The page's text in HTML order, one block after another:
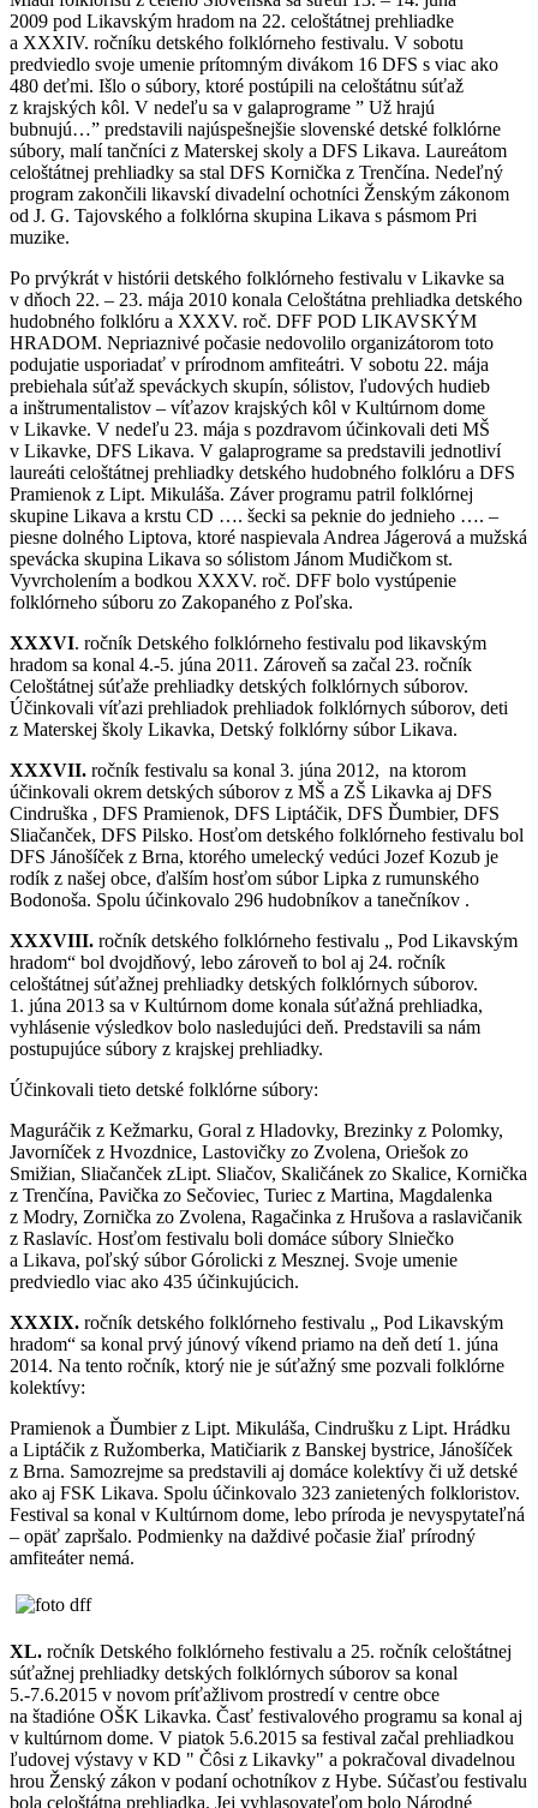
2009 pod Likavským hradom na 22. celoštátnej prehliadke
a XXXIV. ročníku detského folklórneho festivalu. V sobotu
predviedlo svoje umenie prítomným divákom 16 DFS s viac ako
480 deťmi. Išlo o súbory, ktoré postúpili na celoštátnu súťaž
z krajských kôl. V nedeľu sa v galaprograme ” Už hrajú
bubnujú…” predstavili najúspešnejšie slovenské detské folklórne
súbory, malí tančníci z Materskej skoly a DFS Likava. Laureátom
celoštátnej prehliadky sa stal DFS Kornička z Trenčína. Nedeľný
program zakončili likavskí divadelní ochotníci Ženským zákonom
od J. G. Tajovského a folklórna skupina Likava s pásmom Pri
muzike.
Po prvýkrát v histórii detského folklórneho festivalu v Likavke sa
v dňoch 22. – 23. mája 2010 konala Celoštátna prehliadka detského
hudobného folklóru a XXXV. roč. DFF POD LIKAVSKÝM
HRADOM. Nepriaznivé počasie nedovolilo organizátorom toto
podujatie usporiadať v prírodnom amfiteátri. V sobotu 22. mája
prebiehala súťaž speváckych skupín, sólistov, ľudových hudieb
a inštrumentalistov – víťazov krajských kôl v Kultúrnom dome
v Likavke. V nedeľu 23. mája s pozdravom účinkovali deti MŠ
v Likavke, DFS Likava. V galaprograme sa predstavili jednotliví
laureáti celoštátnej prehliadky detského hudobného folklóru a DFS
Pramienok z Lipt. Mikuláša. Záver programu patril folklórnej
skupine Likava a krstu CD …. šecki sa peknie do jednieho …. –
piesne dolného Liptova, ktoré naspievala Andrea Jágerová a mužská
spevácka skupina Likava so sólistom Jánom Mudičkom st.
Vyvrcholením a bodkou XXXV. roč. DFF bolo vystúpenie
folklórneho súboru zo Zakopaného z Poľska.
XXXVI. ročník Detského folklórneho festivalu pod likavským
hradom sa konal 4.-5. júna 2011. Zároveň sa začal 23. ročník
Celoštátnej súťaže prehliadky detských folklórnych súborov.
Účinkovali víťazi prehliadok prehliadok folklórnych súborov, deti
z Materskej školy Likavka, Detský folklórny súbor Likava.
XXXVII. ročník festivalu sa konal 3. júna 2012, na ktorom
účinkovali okrem detských súborov z MŠ a ZŠ Likavka aj DFS
Cindruška , DFS Pramienok, DFS Liptáčik, DFS Ďumbier, DFS
Sliačanček, DFS Pilsko. Hosťom detského folklórneho festivalu bol
DFS Jánošíček z Brna, ktorého umelecký vedúci Jozef Kozub je
rodík z našej obce, ďalším hosťom súbor Lipka z rumunského
Bodonoša. Spolu účinkovalo 296 hudobníkov a tanečníkov .
XXXVIII. ročník detského folklórneho festivalu „ Pod Likavským
hradom“ bol dvojdňový, lebo zároveň to bol aj 24. ročník
celoštátnej súťažnej prehliadky detských folklórnych súborov.
1. júna 2013 sa v Kultúrnom dome konala súťažná prehliadka,
vyhlásenie výsledkov bolo nasledujúci deň. Predstavili sa nám
postupujúce súbory z krajskej prehliadky.
Účinkovali tieto detské folklórne súbory:
Maguráčik z Kežmarku, Goral z Hladovky, Brezinky z Polomky,
Javorníček z Hvozdnice, Lastovičky zo Zvolena, Oriešok zo
Smižian, Sliačanček zLipt. Sliačov, Skaličánek zo Skalice, Kornička
z Trenčína, Pavička zo Sečoviec, Turiec z Martina, Magdalenka
z Modry, Zornička zo Zvolena, Ragačinka z Hrušova a raslavičanik
z Raslavíc. Hosťom festivalu boli domáce súbory Slniečko
a Likava, poľský súbor Górolicki z Mesznej. Svoje umenie
predviedlo viac ako 435 účinkujúcich.
XXXIX. ročník detského folklórneho festivalu „ Pod Likavským
hradom“ sa konal prvý júnový víkend priamo na deň detí 1. júna
2014. Na tento ročník, ktorý nie je súťažný sme pozvali folklórne
kolektívy:
Pramienok a Ďumbier z Lipt. Mikuláša, Cindrušku z Lipt. Hrádku
a Liptáčik z Ružomberka, Matičiarik z Banskej bystrice, Jánošíček
z Brna. Samozrejme sa predstavili aj domáce kolektívy či už detské
ako aj FSK Likava. Spolu účinkovalo 323 zanietených folkloristov.
Festival sa konal v Kultúrnom dome, lebo príroda je nevyspytateľná
– opäť zapršalo. Podmienky na daždivé počasie žiaľ prírodný
amfiteáter nemá.
XL. ročník Detského folklórneho festivalu a 25. ročník celoštátnej
súťažnej prehliadky detských folklórnych súborov sa konal
5.-7.6.2015 v novom príťažlivom prostredí v centre obce
na štadióne OŠK Likavka. Časť festivalového programu sa konal aj
v kultúrnom dome. V piatok 5.6.2015 sa festival začal prehliadkou
ľudovej výstavy v KD " Čôsi z Likavky" a pokračoval divadelnou
hrou Ženský zákon v podaní ochotníkov z Hybe. Súčasťou festivalu
bola celoštátna prehliadka. Jej vyhlasovateľom bolo Národné